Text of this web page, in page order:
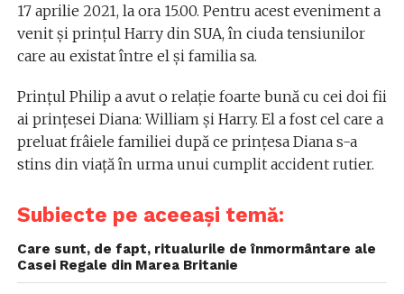
17 aprilie 2021, la ora 15.00. Pentru acest eveniment a
venit și prințul Harry din SUA, în ciuda tensiunilor
care au existat între el și familia sa.
Prințul Philip a avut o relație foarte bună cu cei doi fii
ai prințesei Diana: William și Harry. El a fost cel care a
preluat frâiele familiei după ce prințesa Diana s-a
stins din viață în urma unui cumplit accident rutier.
Subiecte pe aceeași temă:
Care sunt, de fapt, ritualurile de înmormântare ale
Casei Regale din Marea Britanie